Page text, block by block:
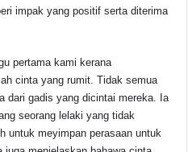
impak yang positif serta diterima
pertama kami kerana
cinta yang rumit. Tidak semua
dari gadis yang dicintai mereka. Ia
seorang lelaki yang tidak
untuk meyimpan perasaan untuk